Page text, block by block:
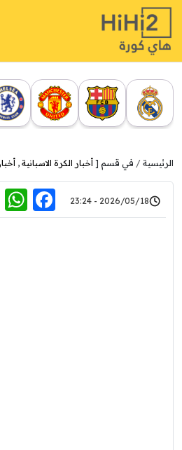
الرئيسية في قسم [ أخبار الكرة الاسبانية ,
2026/05/18 - 23:24